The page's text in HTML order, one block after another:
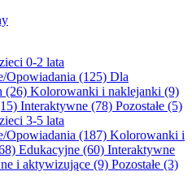
0-2 lata
Opowiadania (125) Dla
(26) Kolorowanki i naklejanki (9)
Interaktywne (78) Pozostałe (5)
3-5 lata
Opowiadania (187) Kolorowanki i
Edukacyjne (60) Interaktywne
i aktywizujące (9) Pozostałe (3)